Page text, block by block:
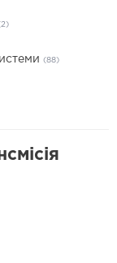
(88)